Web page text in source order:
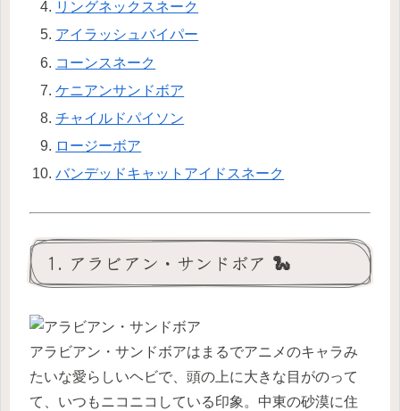
リングネックスネーク
アイラッシュバイパー
コーンスネーク
ケニアンサンドボア
チャイルドパイソン
ロージーボア
バンデッドキャットアイドスネーク
1. アラビアン・サンドボア 🐍
アラビアン・サンドボアはまるでアニメのキャラみ
たいな愛らしいヘビで、頭の上に大きな目がのって
て、いつもニコニコしている印象。中東の砂漠に住